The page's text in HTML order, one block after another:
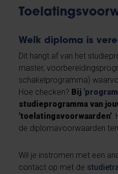
Welk diploma is
Dit hangt af van het
master,
schakelprogramma)
Hoe checken? Bij
studieprogramma van
'toelatingsvoorwaarden'.
de diplomavoorwaarden
Wil je instromen met een
contact op met de